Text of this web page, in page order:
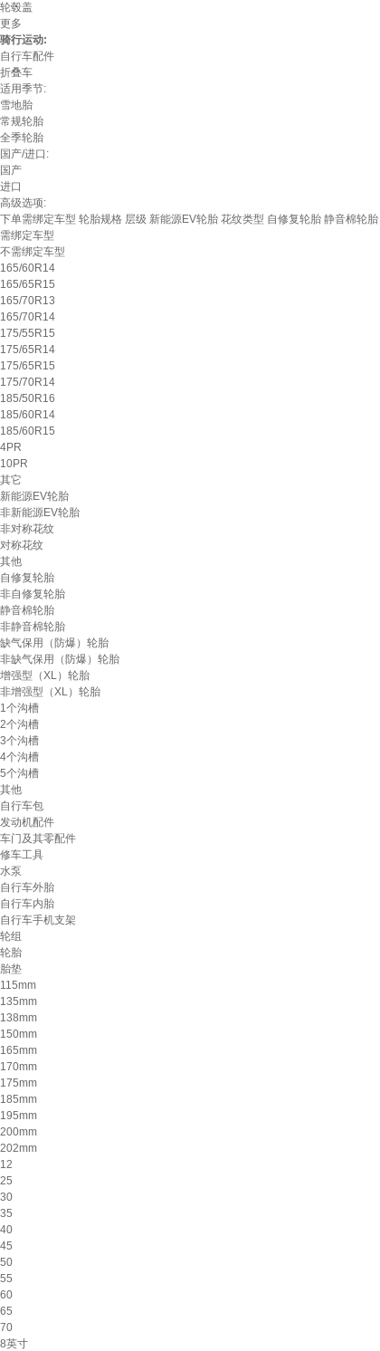
轮毂盖
更多
骑行运动:
自行车配件
折叠车
适用季节:
雪地胎
常规轮胎
全季轮胎
国产/进口:
国产
进口
高级选项:
下单需绑定车型 轮胎规格 层级 新能源EV轮胎 花纹类型 自修复轮胎 静音棉轮胎
需绑定车型
不需绑定车型
165/60R14
165/65R15
165/70R13
165/70R14
175/55R15
175/65R14
175/65R15
175/70R14
185/50R16
185/60R14
185/60R15
4PR
10PR
其它
新能源EV轮胎
非新能源EV轮胎
非对称花纹
对称花纹
其他
自修复轮胎
非自修复轮胎
静音棉轮胎
非静音棉轮胎
缺气保用（防爆）轮胎
非缺气保用（防爆）轮胎
增强型（XL）轮胎
非增强型（XL）轮胎
1个沟槽
2个沟槽
3个沟槽
4个沟槽
5个沟槽
其他
自行车包
发动机配件
车门及其零配件
修车工具
水泵
自行车外胎
自行车内胎
自行车手机支架
轮组
轮胎
胎垫
115mm
135mm
138mm
150mm
165mm
170mm
175mm
185mm
195mm
200mm
202mm
12
25
30
35
40
45
50
55
60
65
70
8英寸